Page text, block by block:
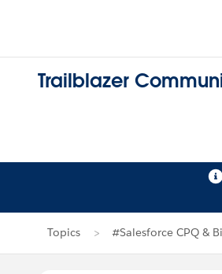
Trailblazer
Topics #Salesforce CPQ &